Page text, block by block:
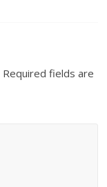
Required fields are